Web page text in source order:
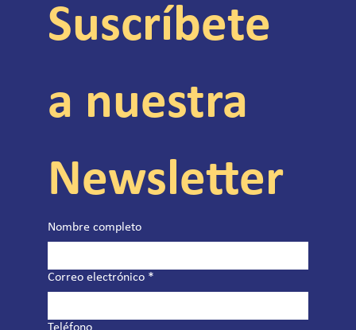
Suscríbete
a nuestra
Newsletter
Nombre completo
Correo electrónico *